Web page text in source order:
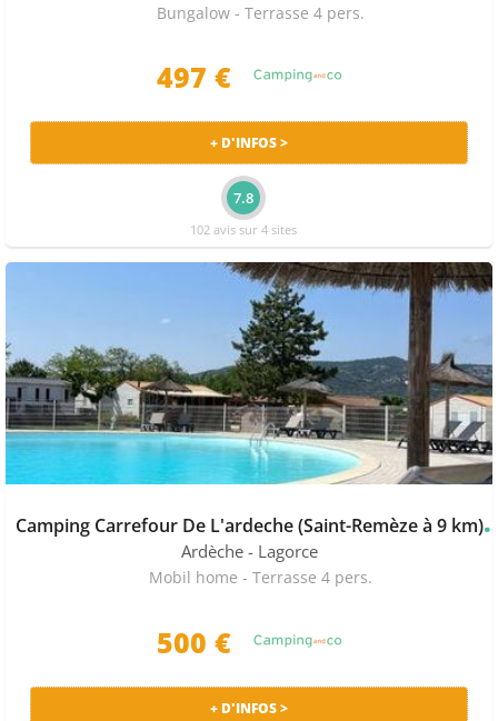
Bungalow - Terrasse 4 pers.
497 €
+ D'INFOS >
7.8
102 avis sur 4 sites
amping Carrefour De
Ardèche - Lagorce
Mobil home - Terrasse 4 pers.
500 €
+ D'INFOS >